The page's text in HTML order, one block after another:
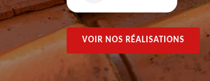
VOIR NOS RÉALISATIONS